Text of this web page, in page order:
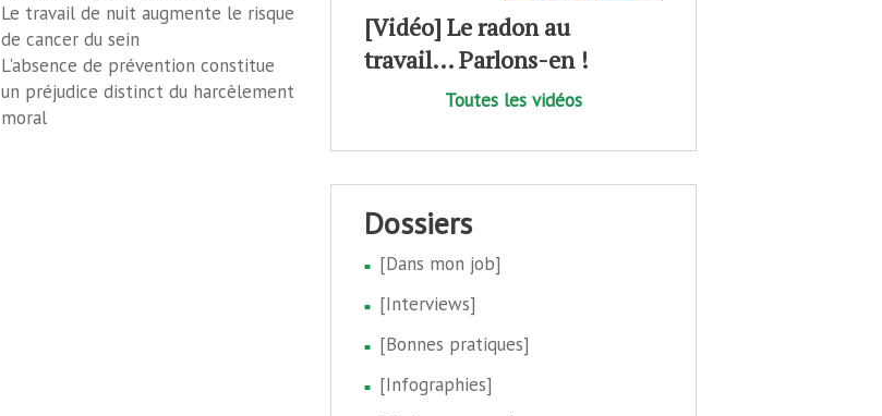
Le travail de nuit augmente le risque
de cancer du sein
L'absence de prévention constitue
un préjudice distinct du harcèlement
moral
[Vidéo] Le radon au
travail… Parlons-en !
Toutes les vidéos
dossiers
[Dans mon job]
[Interviews]
[Bonnes pratiques]
[Infographies]